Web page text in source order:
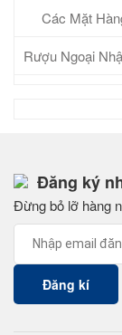
Các Mặt
Rượu Ngoại
Đăng ký
Đừng bỏ lỡ hàng